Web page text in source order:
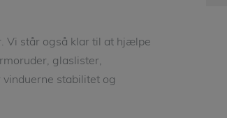
Vi står også klar til at hjælpe
glaslister,
stabilitet og